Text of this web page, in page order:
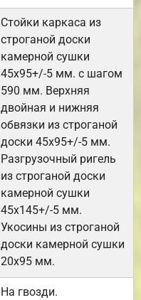
Стойки каркаса из
строганой доски
камерной сушки
45х95+/-5 мм. с шагом
590 мм. Верхняя
двойная и нижняя
обвязки из строганой
доски 45х95+/-5 мм.
Разгрузочный ригель
из строганой доски
камерной сушки
45х145+/-5 мм.
Укосины из строганой
доски камерной сушки
20х95 мм.
На гвозди.